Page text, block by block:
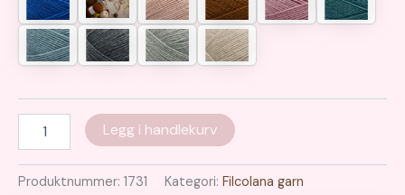
antall
Legg i handlekurv
Produktnummer: 1731 Kategori: Filcolana garn